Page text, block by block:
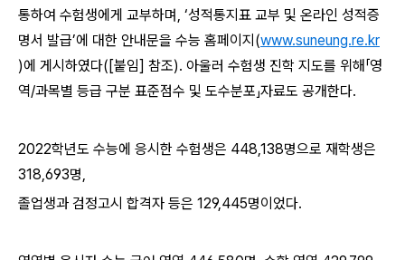
통하여 수험생에게 교부하며, ‘성적통지표 교부 및 온라인 성적증
명서 발급’에 대한 안내문을 수능 홈페이지(www.suneung.re.kr
)에 게시하였다([붙임] 참조). 아울러 수험생 진학 지도를 위해「영
역/과목별 등급 구분 표준점수 및 도수분포」자료도 공개한다.
2022학년도 수능에 응시한 수험생은 448,138명으로 재학생은
318,693명,
졸업생과 검정고시 합격자 등은 129,445명이었다.